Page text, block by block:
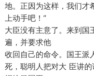
地。正因为这样，我们才
上动手吧！”
大臣没有主意了。来到国
遍，并要求他
收回自己的命令。国王派
死，聪明人把对大 臣讲